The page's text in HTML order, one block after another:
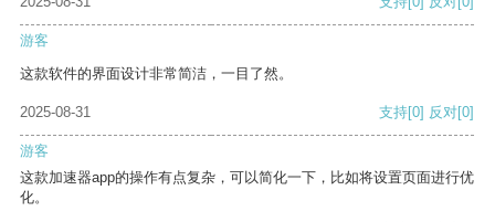
游客
这款软件的界面设计非常简洁，一目了然。
2025-08-31 支持[0] 反对[0]
游客
这款加速器app的操作有点复杂，可以简化一下，比如将设置页面进行优
化。